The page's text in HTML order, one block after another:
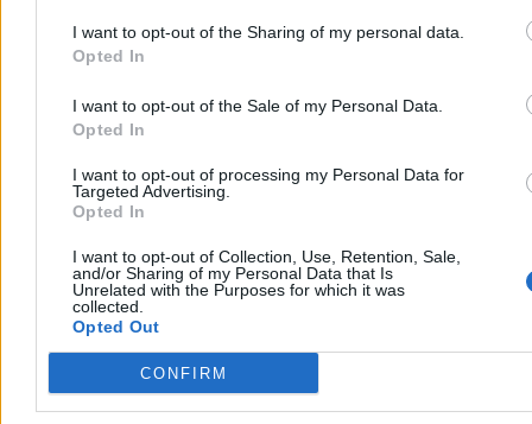
I want to opt-out of the Sharing of my personal data.
Opted In
I want to opt-out of the Sale of my Personal Data.
Opted In
I want to opt-out of processing my Personal Data for
Targeted Advertising.
Opted In
I want to opt-out of Collection, Use, Retention, Sale,
and/or Sharing of my Personal Data that Is
Unrelated with the Purposes for which it was
collected.
Opted Out
CONFIRM
uchodźców
„Efekt Czarnka” już widoczny? Partia Grzegorza Brauna traci
w sondażu
w sprawie Marka K.
Weszły maksymalne ceny paliw. Jak to wygląda na stacjach?
Pańskiego
Polskie wojsko nie udostępnia nieba do walki z Rosją. Jest
komunikat dowództwa
strategię wobec Iranu
Drożyzna w koszyku wielkanocnym? Zaglądamy do
cenników sieci handlowych
USA chcą polskich Patriotów? Możliwe opóźnienia w
dostawach uzbrojenia
Maksymalne ceny paliw. Węgrzy próbowali i polegli. My
skończymy tak samo
06:03Czy cyberwojsko umie strzelać? Pierwszy wywiad gen.